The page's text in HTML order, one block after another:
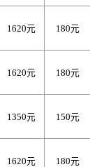
1620元 180元
1620元 180元
1350元 150元
1620元 180元